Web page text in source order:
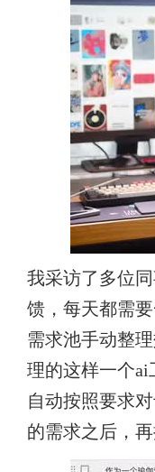
我采访了多位
馈，每天都需
需求池手动整
理的这样一个
自动按照要求
的需求之后，